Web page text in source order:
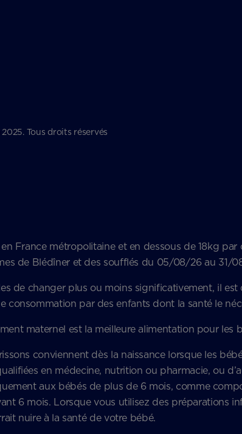
Tous droits réservés
France métropolitaine et en dessous de 18kg par
de Blédîner et des soufflés du 05/08/26 au 31/
de changer plus ou moins significativement, il
consommation par des enfants dont la santé le
maternel est la meilleure alimentation pour les
conviennent dès la naissance lorsque les
en médecine, nutrition ou pharmacie, ou
aux bébés de plus de 6 mois, comme
6 mois. Lorsque vous utilisez des préparations
nuire à la santé de votre bébé.